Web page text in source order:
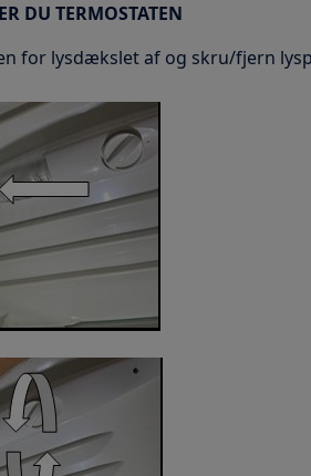
DU TERMOSTATEN
for lysdækslet af og skru/fjern